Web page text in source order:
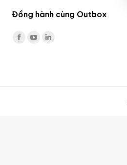
Đồng hành cùng Outbox
Facebook
YouTubeLinkedin